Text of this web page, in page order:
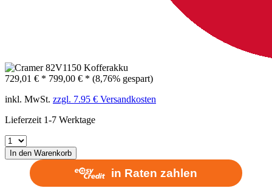
729,01 € * 799,00 € * (8,76% gespart)
inkl. MwSt. zzgl. 7.95 € Versandkosten
Lieferzeit 1-7 Werktage
In den Warenkorb